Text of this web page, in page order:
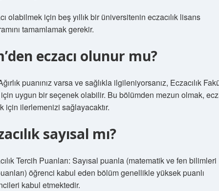
olabilmek için beş yıllık bir üniversitenin eczacılık lisans
tamamlamak gerekir.
eczacı olunur mu?
puanınız varsa ve sağlıkla ilgileniyorsanız, Eczacılık
uygun bir seçenek olabilir. Bu bölümden mezun olmak,
için ilerlemenizi sağlayacaktır.
sayısal mı?
Tercih Puanları: Sayısal puanla (matematik ve fen
öğrenci kabul eden bölüm genellikle yüksek puanlı
kabul etmektedir.